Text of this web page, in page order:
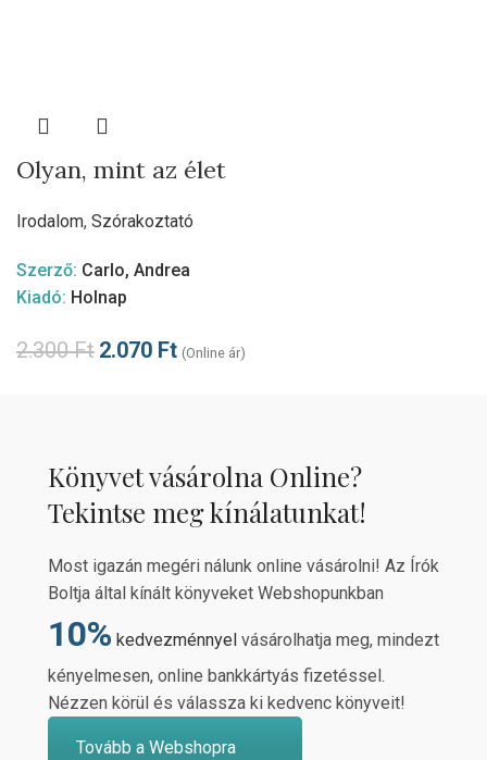
Olyan, mint az élet
Irodalom, Szórakoztató
Szerző: Carlo, Andrea
Kiadó: Holnap
2.300Ft 2.070 Ft (Online ár)
Könyvet vásárolna Online?
Tekintse meg kínálatunkat!
Most igazán megéri nálunk online vásárolni! Az Írók
Boltja által kínált könyveket Webshopunkban
10% kedvezménnyel vásárolhatja meg, mindezt
kényelmesen, online bankkártyás fizetéssel.
Nézzen körül és válassza ki kedvenc könyveit!
Tovább a Webshopra